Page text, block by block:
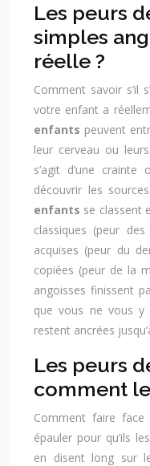
Les peurs
simples
réelle ?
Comment savoir s’il
votre enfant a
enfants peuvent
leur cerveau ou
s’agit d’une
découvrir les
enfants se classent
classiques (peur
acquises (peur du
copiées (peur de la
angoisses finissent
que vous ne vous y
restent ancrées
Les peurs
comment
Comment faire face
épauler pour qu’ils
en disent long sur